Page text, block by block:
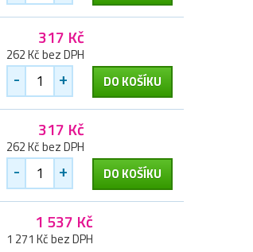
317 Kč
262 Kč bez DPH
- + DO KOŠÍKU
317 Kč
262 Kč bez DPH
- + DO KOŠÍKU
1 537 Kč
1 271 Kč bez DPH